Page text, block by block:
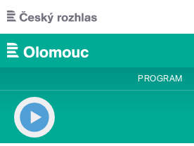
Přejít k hlavnímu obsahu
PROGRAM